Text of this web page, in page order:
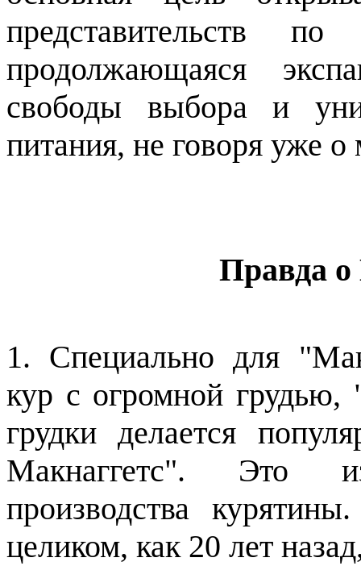
продолжающаяся
свободы выбора и
питания, не говоря уже
Правда о
1. Специально для
кур с огромной
грудки делается
Макнаггетс". Это
производства
целиком, как 20 лет